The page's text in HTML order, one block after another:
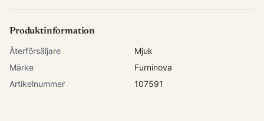
Produktinformation
Återförsäljare
Mjuk
Märke
Furninova
Artikelnummer
107591